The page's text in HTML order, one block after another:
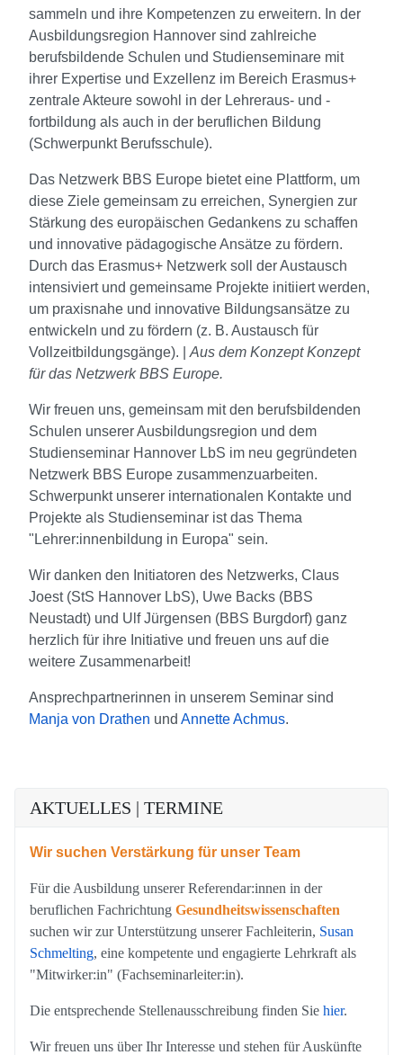
sammeln und ihre Kompetenzen zu erweitern. In der
Ausbildungsregion Hannover sind zahlreiche
berufsbildende Schulen und Studienseminare mit
ihrer Expertise und Exzellenz im Bereich Erasmus+
zentrale Akteure sowohl in der Lehreraus- und -
fortbildung als auch in der beruflichen Bildung
(Schwerpunkt Berufsschule).
Das Netzwerk BBS Europe bietet eine Plattform, um
diese Ziele gemeinsam zu erreichen, Synergien zur
Stärkung des europäischen Gedankens zu schaffen
und innovative pädagogische Ansätze zu fördern.
Durch das Erasmus+ Netzwerk soll der Austausch
intensiviert und gemeinsame Projekte initiiert werden,
um praxisnahe und innovative Bildungsansätze zu
entwickeln und zu fördern (z. B. Austausch für
Vollzeitbildungsgänge). | Aus dem Konzept Konzept
für das Netzwerk BBS Europe.
Wir freuen uns, gemeinsam mit den berufsbildenden
Schulen unserer Ausbildungsregion und dem
Studienseminar Hannover LbS im neu gegründeten
Netzwerk BBS Europe zusammenzuarbeiten.
Schwerpunkt unserer internationalen Kontakte und
Projekte als Studienseminar ist das Thema
"Lehrer:innenbildung in Europa" sein.
Wir danken den Initiatoren des Netzwerks, Claus
Joest (StS Hannover LbS), Uwe Backs (BBS
Neustadt) und Ulf Jürgensen (BBS Burgdorf) ganz
herzlich für ihre Initiative und freuen uns auf die
weitere Zusammenarbeit!
Ansprechpartnerinnen in unserem Seminar sind
Manja von Drathen und Annette Achmus.
AKTUELLES | TERMINE
Wir suchen Verstärkung für unser Team
Für die Ausbildung unserer Referendar:innen in der
beruflichen Fachrichtung Gesundheitswissenschaften
suchen wir zur Unterstützung unserer Fachleiterin, Susan
Schmelting, eine kompetente und engagierte Lehrkraft als
"Mitwirker:in" (Fachseminarleiter:in).
Die entsprechende Stellenausschreibung finden Sie hier.
Wir freuen uns über Ihr Interesse und stehen für Auskünfte